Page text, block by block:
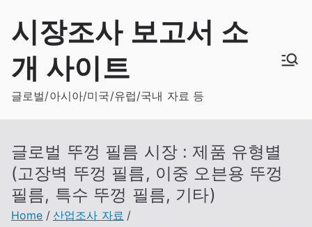
content
시장조사 보고서 소
개 사이트
글로벌/아시아/미국/유럽/국내 자료 등
글로벌 뚜껑 필름 시장 : 제품 유형별
(고장벽 뚜껑 필름, 이중 오븐용 뚜껑
필름, 특수 뚜껑 필름, 기타)
Home
산업조사 자료